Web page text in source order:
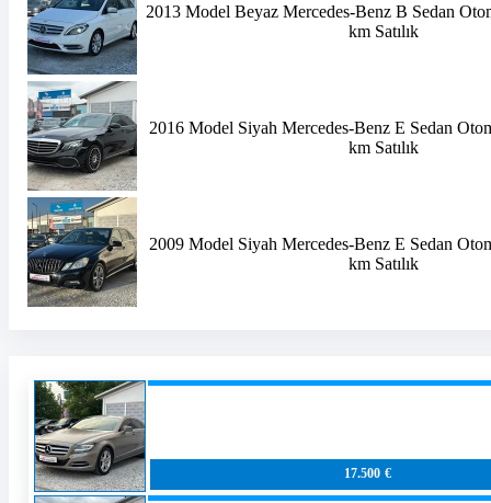
2013 Model Beyaz Mercedes-Benz B Sedan
km Satılık
2016 Model Siyah Mercedes-Benz E Sedan
km Satılık
2009 Model Siyah Mercedes-Benz E Sedan
km Satılık
17.500 €